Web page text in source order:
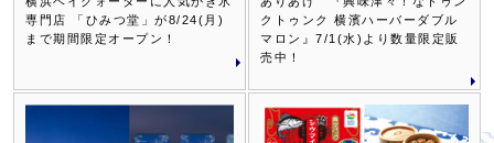
専門店 「ひみつ堂」が8/24(月)
まで期間限定オープン！
クトゥンク 横濱ハーバーダブル
マロン』7/1(水)より数量限定販
売中！